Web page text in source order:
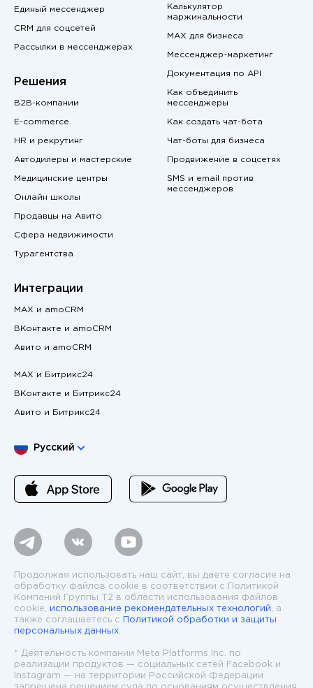
Единый мессенджер
CRM для соцсетей
Рассылки в мессенджерах
Решения
B2B-компании
E-commerce
HR и рекрутинг
Автодилеры и мастерские
Медицинские центры
Онлайн школы
Продавцы на Авито
Сфера недвижимости
Турагентства
Интеграции
MAX и amoCRM
ВКонтакте и amoCRM
Авито и amoCRM
MAX и Битрикс24
ВКонтакте и Битрикс24
Авито и Битрикс24
Калькулятор
маржинальности
MAX для бизнеса
Мессенджер-маркетинг
Документация по API
Как объединить
мессенджеры
Как создать чат-бота
Чат-боты для бизнеса
Продвижение в соцсетях
SMS и email против
мессенджеров
Выберите язык
Русский
Продолжая использовать наш сайт, вы даете согласие на
обработку файлов cookie в соответствии с Политикой
Компаний Группы T2 в области использования файлов
cookie, использование рекомендательных технологий , а
также соглашаетесь с
Политикой обработки и защиты
персональных данных
* Деятельность компании Meta Platforms Inc. по
реализации продуктов — социальных сетей Facebook и
Instagram — на территории Российской Федерации